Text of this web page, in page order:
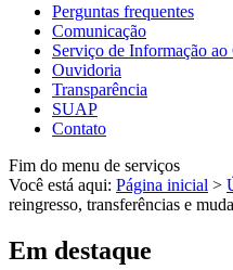
Perguntas frequentes
Comunicação
Serviço de Informação ao
Ouvidoria
Transparência
SUAP
Contato
Fim do menu de serviços
Você está aqui: Página inicial >
reingresso, transferências e
Em destaque